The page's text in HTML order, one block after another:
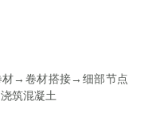
→卷材搭接→细部节点
筑混凝土